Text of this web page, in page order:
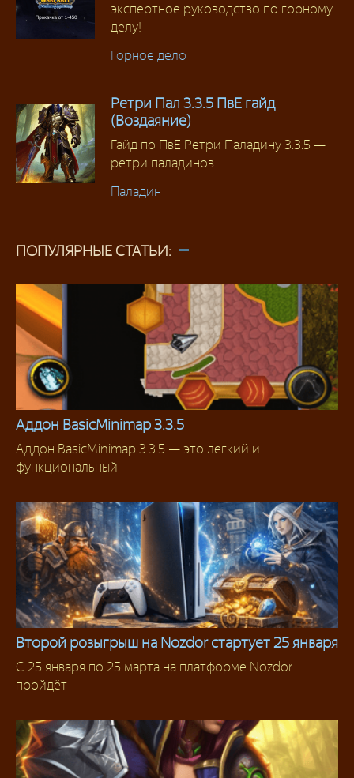
экспертное руководство по горному
делу!
Горное дело
Ретри Пал 3.3.5 ПвЕ гайд
(Воздаяние)
Гайд по ПвЕ Ретри Паладину 3.3.5 —
ретри паладинов
Паладин
ПОПУЛЯРНЫЕ СТАТЬИ:
Аддоны 3.3.5
Аддон BasicMinimap 3.3.5
Аддон BasicMinimap 3.3.5 — это легкий и
функциональный
Сервера
Второй розыгрыш на Nozdor стартует 25 января
С 25 января по 25 марта на платформе Nozdor
пройдёт